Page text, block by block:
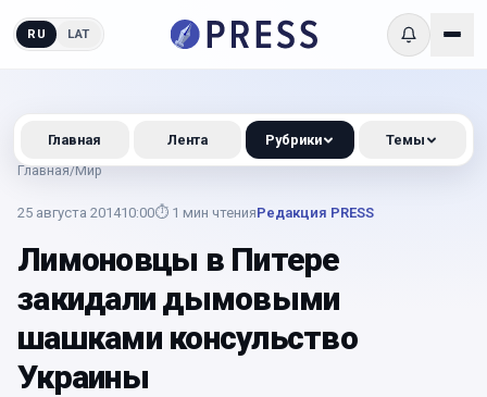
RU LAT
Главная/Мир
25 августа 201410:00⏱ 1 мин чтенияРедакция PRESS
Лимоновцы в Питере
закидали дымовыми
шашками консульство
Украины
Главная Лента Рубрики Темы